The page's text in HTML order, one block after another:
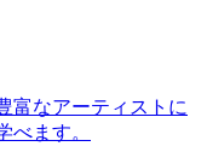
富なアーティストに
べます。